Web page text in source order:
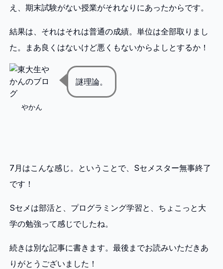
え、期末試験がない授業がそれなりにあったからです。
結果は、それはそれは普通の成績。単位は全部取りまし
た。まあ良くはないけど悪くもないからよしとするか！
やかん
謎理論。
7月はこんな感じ。ということで、Sセメスター無事終了
です！
Sセメは部活と、プログラミング学習と、ちょこっと大
学の勉強って感じでしたね。
続きは別な記事に書きます。最後までお読みいただきあ
りがとうございました！